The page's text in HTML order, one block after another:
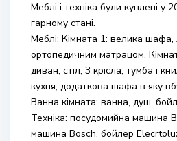
Меблі і техніка були куплені у
гарному стані.
Меблі: Кімната 1: велика шафа,
ортопедичним матрацом.
диван, стіл, 3 крісла, тумба і
кухня, додаткова шафа в яку
Ванна кімната: ванна, душ,
Техніка: посудомийна машина
машина Bosch, бойлер